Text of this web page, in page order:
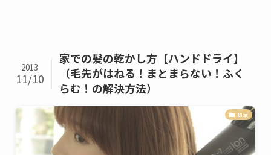
家での髪の乾かし方【ハンドドライ】
（毛先がはねる！まとまらない！ふく
らむ！の解決方法）
2013
11/10
Blog